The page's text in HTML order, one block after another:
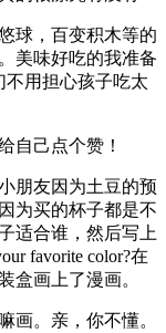
球，百变积木等的
美味好吃的我准备
不用担心孩子吃太
自己点个赞！
朋友因为土豆的预
为买的杯子都是不
适合谁，然后写上
favorite color?在
盒画上了漫画。
画。亲，你不懂。